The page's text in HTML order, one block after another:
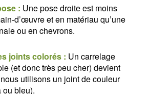
: Une pose droite est moins
d’œuvre et en matériau qu’une
ou en chevrons.
joints colorés : Un carrelage
(et donc très peu cher) devient
utilisons un joint de couleur
ou bleu).